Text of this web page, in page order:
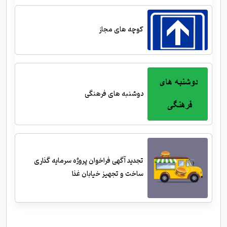
کوچه های مجاز
دوشنبه های فرهنگی
تجدید آگهی فراخوان پروژه سرمایه گذاری
ساخت و تجهیز خیابان غذا